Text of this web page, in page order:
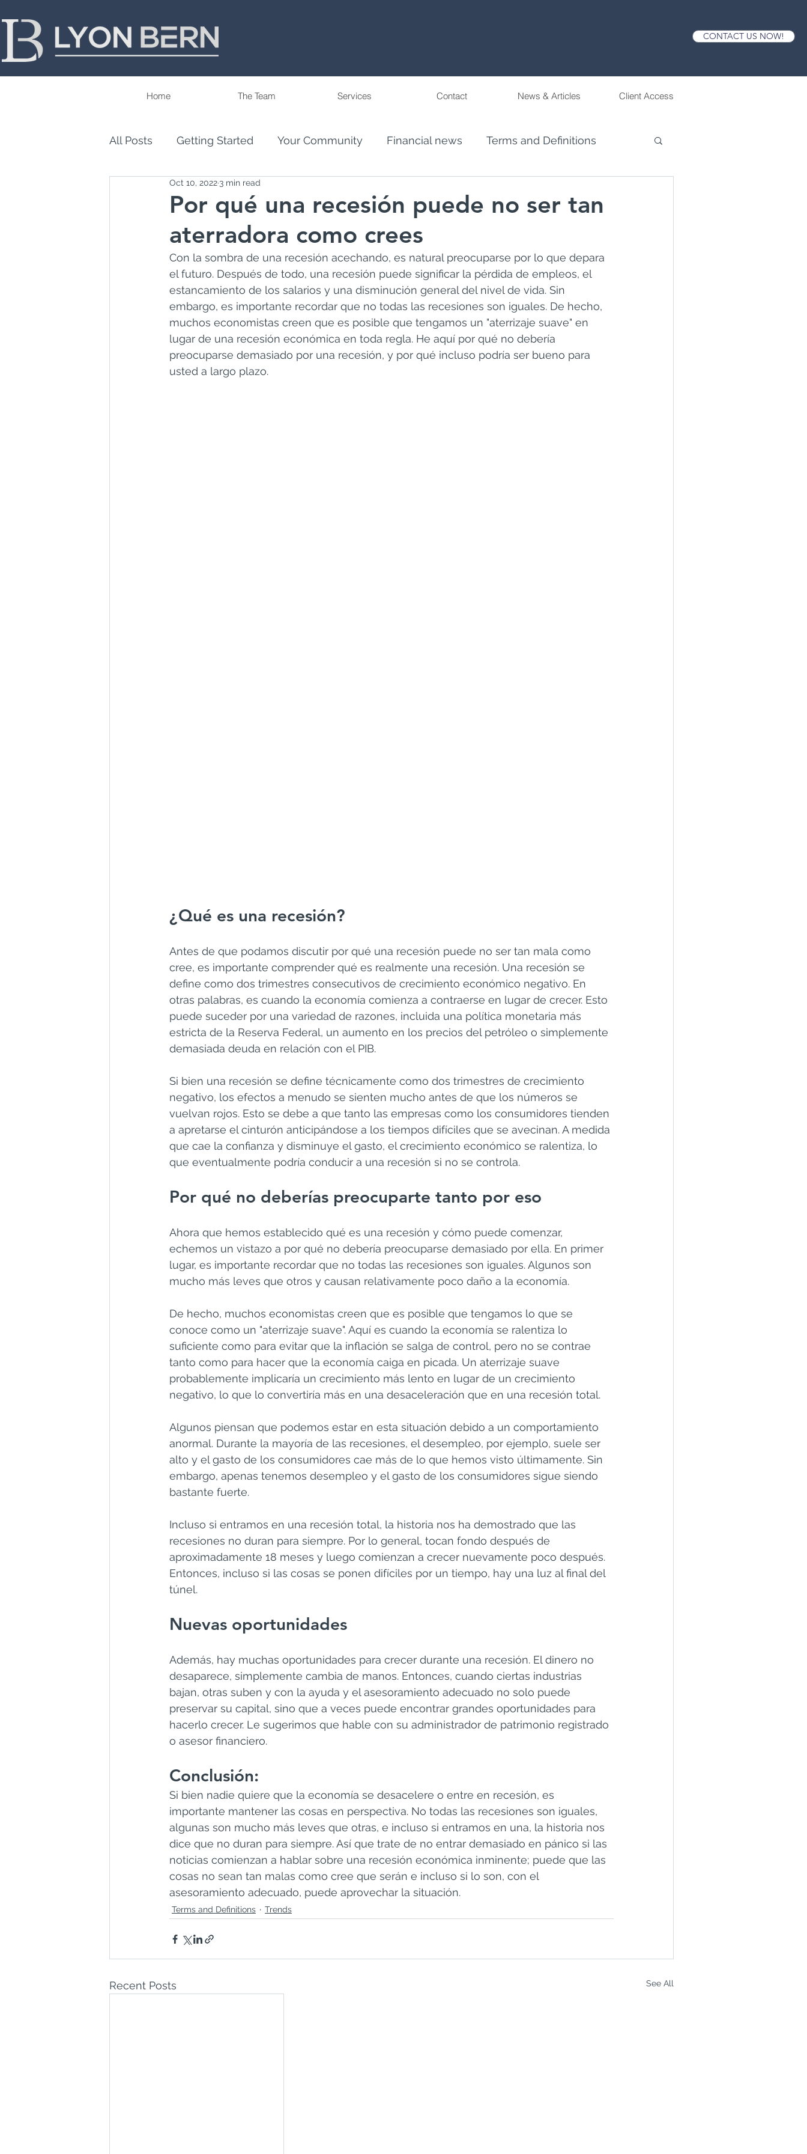
CONTACT US NOW!
Home The Team Services Contact News & Articles Client Access
All Posts Getting Started Your Community Financial news Terms and Definitions
Trends Our People
Wealth Management & Financial Advis El Juego Financiero
Wealth Managers in Puerto Rico Puerto Rico Retirement plans
Por qué una recesión puede no ser tan
aterradora como crees
Oct 10, 2022 3 min read
Con la sombra de una recesión acechando, es natural preocuparse por lo que depara
el futuro. Después de todo, una recesión puede significar la pérdida de empleos, el
estancamiento de los salarios y una disminución general del nivel de vida. Sin
embargo, es importante recordar que no todas las recesiones son iguales. De hecho,
muchos economistas creen que es posible que tengamos un "aterrizaje suave" en
lugar de una recesión económica en toda regla. He aquí por qué no debería
preocuparse demasiado por una recesión, y por qué incluso podría ser bueno para
usted a largo plazo.
¿Qué es una recesión?
Antes de que podamos discutir por qué una recesión puede no ser tan mala como
cree, es importante comprender qué es realmente una recesión. Una recesión se
define como dos trimestres consecutivos de crecimiento económico negativo. En
otras palabras, es cuando la economía comienza a contraerse en lugar de crecer. Esto
puede suceder por una variedad de razones, incluida una política monetaria más
estricta de la Reserva Federal, un aumento en los precios del petróleo o simplemente
demasiada deuda en relación con el PIB.
Si bien una recesión se define técnicamente como dos trimestres de crecimiento
negativo, los efectos a menudo se sienten mucho antes de que los números se
vuelvan rojos. Esto se debe a que tanto las empresas como los consumidores tienden
a apretarse el cinturón anticipándose a los tiempos difíciles que se avecinan. A medida
que cae la confianza y disminuye el gasto, el crecimiento económico se ralentiza, lo
que eventualmente podría conducir a una recesión si no se controla.
Por qué no deberías preocuparte tanto por eso
Ahora que hemos establecido qué es una recesión y cómo puede comenzar,
echemos un vistazo a por qué no debería preocuparse demasiado por ella. En primer
lugar, es importante recordar que no todas las recesiones son iguales. Algunos son
mucho más leves que otros y causan relativamente poco daño a la economía.
De hecho, muchos economistas creen que es posible que tengamos lo que se
conoce como un "aterrizaje suave". Aquí es cuando la economía se ralentiza lo
suficiente como para evitar que la inflación se salga de control, pero no se contrae
tanto como para hacer que la economía caiga en picada. Un aterrizaje suave
probablemente implicaría un crecimiento más lento en lugar de un crecimiento
negativo, lo que lo convertiría más en una desaceleración que en una recesión total.
Algunos piensan que podemos estar en esta situación debido a un comportamiento
anormal. Durante la mayoría de las recesiones, el desempleo, por ejemplo, suele ser
alto y el gasto de los consumidores cae más de lo que hemos visto últimamente. Sin
embargo, apenas tenemos desempleo y el gasto de los consumidores sigue siendo
bastante fuerte.
Incluso si entramos en una recesión total, la historia nos ha demostrado que las
recesiones no duran para siempre. Por lo general, tocan fondo después de
aproximadamente 18 meses y luego comienzan a crecer nuevamente poco después.
Entonces, incluso si las cosas se ponen difíciles por un tiempo, hay una luz al final del
túnel.
Nuevas oportunidades
Además, hay muchas oportunidades para crecer durante una recesión. El dinero no
desaparece, simplemente cambia de manos. Entonces, cuando ciertas industrias
bajan, otras suben y con la ayuda y el asesoramiento adecuado no solo puede
preservar su capital, sino que a veces puede encontrar grandes oportunidades para
hacerlo crecer. Le sugerimos que hable con su administrador de patrimonio registrado
o asesor financiero.
Conclusión:
Si bien nadie quiere que la economía se desacelere o entre en recesión, es
importante mantener las cosas en perspectiva. No todas las recesiones son iguales,
algunas son mucho más leves que otras, e incluso si entramos en una, la historia nos
dice que no duran para siempre. Así que trate de no entrar demasiado en pánico si las
noticias comienzan a hablar sobre una recesión económica inminente; puede que las
cosas no sean tan malas como cree que serán e incluso si lo son, con el
asesoramiento adecuado, puede aprovechar la situación.
Terms and Definitions Trends
Recent Posts See All